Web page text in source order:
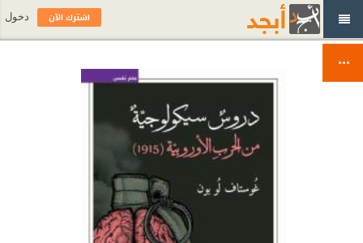
اشترك الآن دخول